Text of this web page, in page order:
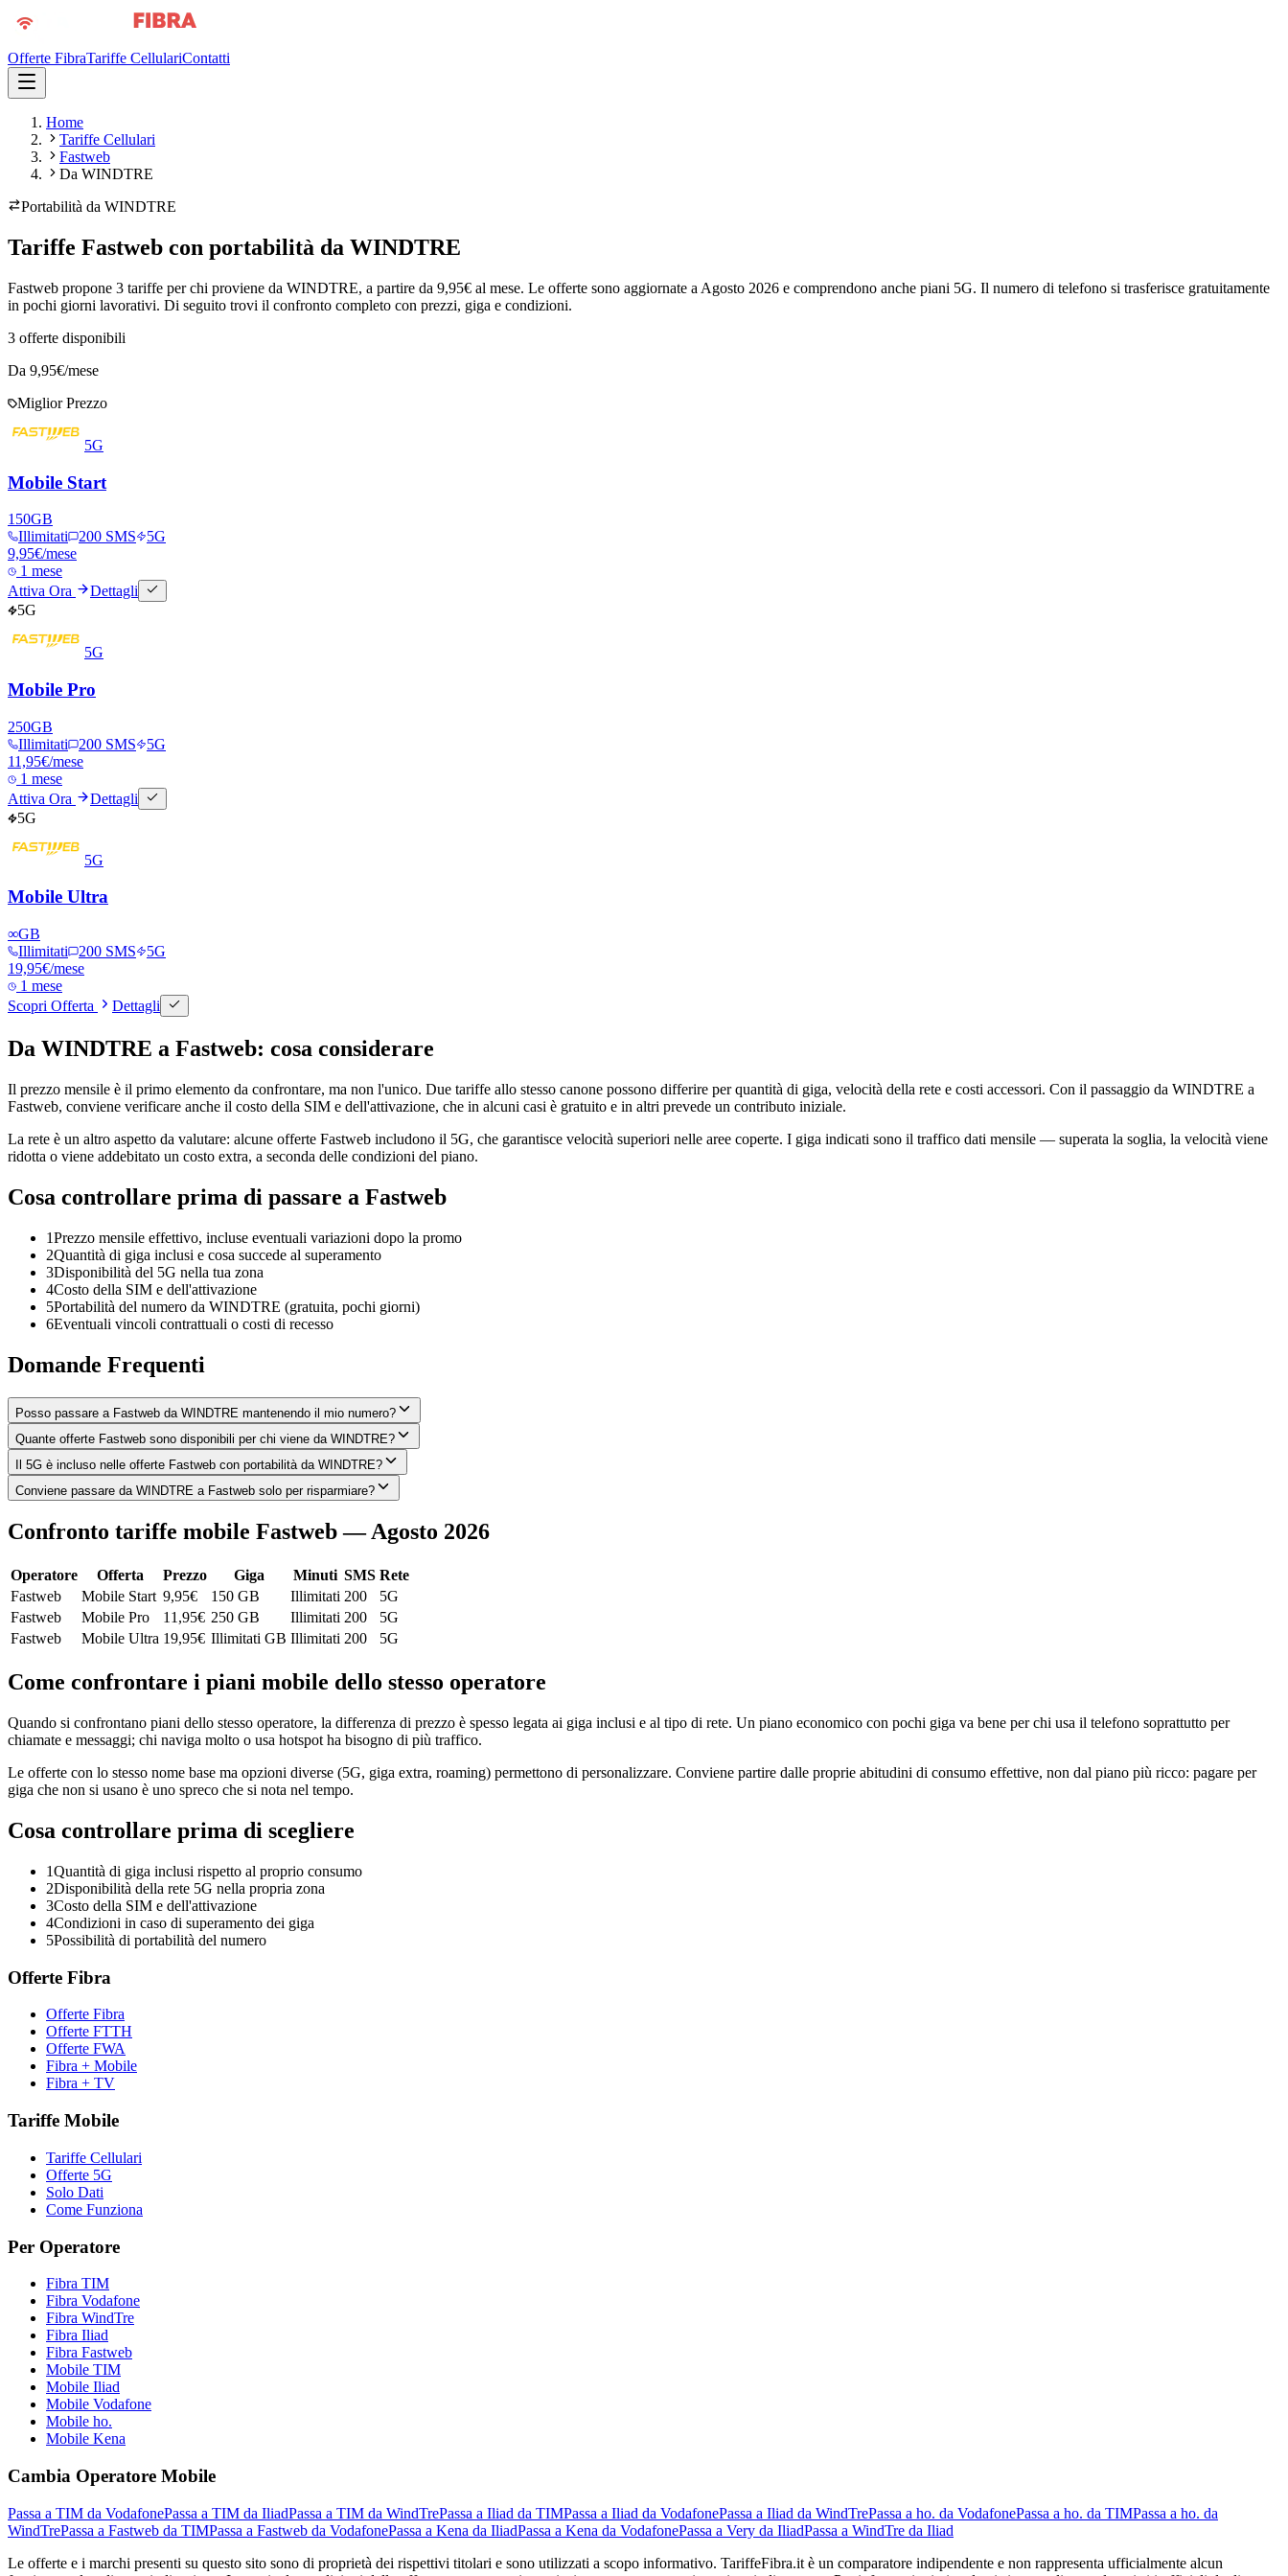
Offerte FibraTariffe CellulariContatti
Home
Tariffe Cellulari
Fastweb
Da WINDTRE
Portabilità da WINDTRE
Tariffe Fastweb con portabilità da WINDTRE
Fastweb propone 3 tariffe per chi proviene da WINDTRE, a partire da 9,95€ al mese. Le offerte sono aggiornate a Agosto 2026 e comprendono anche piani 5G. Il numero di telefono si trasferisce gratuitamente
in pochi giorni lavorativi. Di seguito trovi il confronto completo con prezzi, giga e condizioni.
3 offerte disponibili
Da 9,95€/mese
Miglior Prezzo
5G
Mobile Start
150GB
Illimitati
200 SMS
5G
9,95€/mese
1 mese
Attiva Ora
Dettagli
5G
5G
Mobile Pro
250GB
Illimitati
200 SMS
5G
11,95€/mese
1 mese
Attiva Ora
Dettagli
5G
5G
Mobile Ultra
∞GB
Illimitati
200 SMS
5G
19,95€/mese
1 mese
Scopri Offerta
Dettagli
Da WINDTRE a Fastweb: cosa considerare
Il prezzo mensile è il primo elemento da confrontare, ma non l'unico. Due tariffe allo stesso canone possono differire per quantità di giga, velocità della rete e costi accessori. Con il passaggio da WINDTRE a
Fastweb, conviene verificare anche il costo della SIM e dell'attivazione, che in alcuni casi è gratuito e in altri prevede un contributo iniziale.
La rete è un altro aspetto da valutare: alcune offerte Fastweb includono il 5G, che garantisce velocità superiori nelle aree coperte. I giga indicati sono il traffico dati mensile — superata la soglia, la velocità viene
ridotta o viene addebitato un costo extra, a seconda delle condizioni del piano.
Cosa controllare prima di passare a Fastweb
1Prezzo mensile effettivo, incluse eventuali variazioni dopo la promo
2Quantità di giga inclusi e cosa succede al superamento
3Disponibilità del 5G nella tua zona
4Costo della SIM e dell'attivazione
5Portabilità del numero da WINDTRE (gratuita, pochi giorni)
6Eventuali vincoli contrattuali o costi di recesso
Domande Frequenti
Posso passare a Fastweb da WINDTRE mantenendo il mio numero?
Quante offerte Fastweb sono disponibili per chi viene da WINDTRE?
Il 5G è incluso nelle offerte Fastweb con portabilità da WINDTRE?
Conviene passare da WINDTRE a Fastweb solo per risparmiare?
Confronto tariffe mobile Fastweb — Agosto 2026
Operatore Offerta Prezzo Giga Minuti SMS Rete
Fastweb
Mobile Start 9,95€ 150 GB Illimitati 200
5G
Fastweb
Mobile Pro 11,95€ 250 GB Illimitati 200
5G
Fastweb
Mobile Ultra 19,95€ Illimitati GB Illimitati 200 5G
Come confrontare i piani mobile dello stesso operatore
Quando si confrontano piani dello stesso operatore, la differenza di prezzo è spesso legata ai giga inclusi e al tipo di rete. Un piano economico con pochi giga va bene per chi usa il telefono soprattutto per
chiamate e messaggi; chi naviga molto o usa hotspot ha bisogno di più traffico.
Le offerte con lo stesso nome base ma opzioni diverse (5G, giga extra, roaming) permettono di personalizzare. Conviene partire dalle proprie abitudini di consumo effettive, non dal piano più ricco: pagare per
giga che non si usano è uno spreco che si nota nel tempo.
Cosa controllare prima di scegliere
1Quantità di giga inclusi rispetto al proprio consumo
2Disponibilità della rete 5G nella propria zona
3Costo della SIM e dell'attivazione
4Condizioni in caso di superamento dei giga
5Possibilità di portabilità del numero
Offerte Fibra
Offerte Fibra
Offerte FTTH
Offerte FWA
Fibra + Mobile
Fibra + TV
Tariffe Mobile
Tariffe Cellulari
Offerte 5G
Solo Dati
Come Funziona
Per Operatore
Fibra TIM
Fibra Vodafone
Fibra WindTre
Fibra Iliad
Fibra Fastweb
Mobile TIM
Mobile Iliad
Mobile Vodafone
Mobile ho.
Mobile Kena
Cambia Operatore Mobile
Passa a TIM da VodafonePassa a TIM da IliadPassa a TIM da WindTrePassa a Iliad da TIMPassa a Iliad da VodafonePassa a Iliad da WindTrePassa a ho. da VodafonePassa a ho. da TIMPassa a ho. da
WindTrePassa a Fastweb da TIMPassa a Fastweb da VodafonePassa a Kena da IliadPassa a Kena da VodafonePassa a Very da IliadPassa a WindTre da Iliad
Le offerte e i marchi presenti su questo sito sono di proprietà dei rispettivi titolari e sono utilizzati a scopo informativo. TariffeFibra.it è un comparatore indipendente e non rappresenta ufficialmente alcun